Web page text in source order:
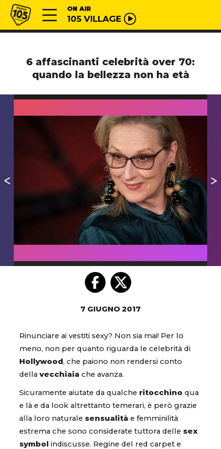
Vai al contenuto
Radio 105 ON AIR
105 VILLAGE
6 affascinanti celebrità over 70:
quando la bellezza non ha età
7 GIUGNO 2017
Rinunciare ai vestiti sexy? Non sia mai! Per lo
meno, non per quanto riguarda le celebrità di
Hollywood, che paiono non rendersi conto
della vecchiaia che avanza.
Sicuramente aiutate da qualche ritocchino qua
e là e da look altrettanto temerari, è però grazie
alla loro naturale sensualità e femminilità
estrema che sono considerate tuttora delle sex
symbol indiscusse. Regine del red carpet e